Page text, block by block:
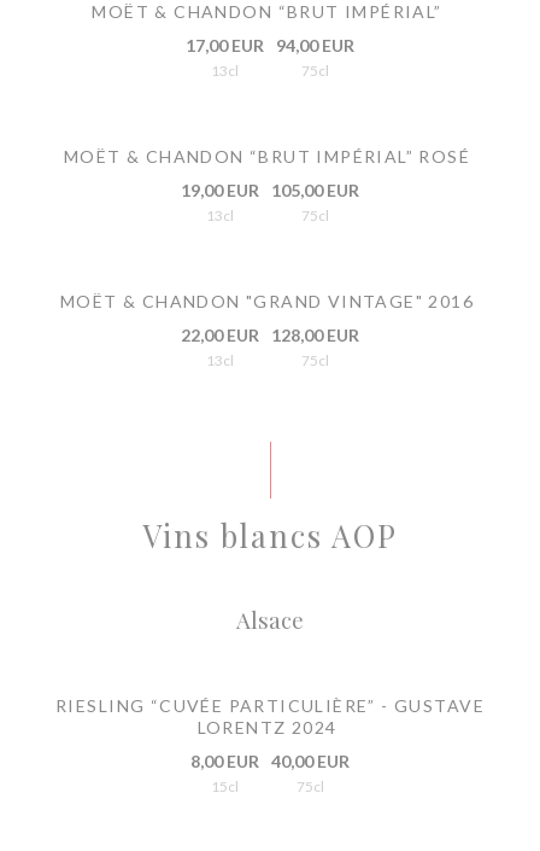
MOËT & CHANDON “BRUT IMPÉRIAL”
17,00 EUR
13cl
94,00 EUR
75cl
MOËT & CHANDON “BRUT IMPÉRIAL” ROSÉ
19,00 EUR
13cl
105,00 EUR
75cl
MOËT & CHANDON "GRAND VINTAGE" 2016
22,00 EUR
13cl
128,00 EUR
75cl
Vins blancs AOP
Alsace
RIESLING “CUVÉE PARTICULIÈRE” - GUSTAVE
LORENTZ 2024
8,00 EUR
15cl
40,00 EUR
75cl